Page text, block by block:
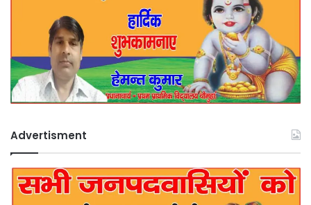
Advertisment